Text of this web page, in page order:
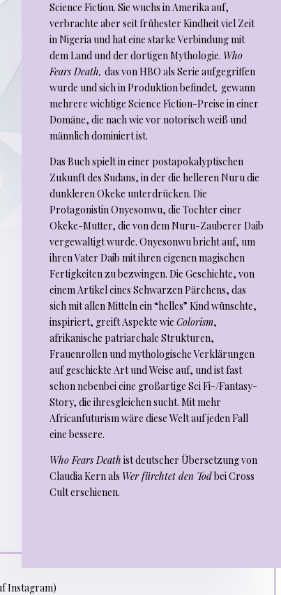
Science Fiction. Sie wuchs in Amerika auf,
verbrachte aber seit frühester Kindheit viel Zeit
in Nigeria und hat eine starke Verbindung mit
dem Land und der dortigen Mythologie. Who
Fears Death, das von HBO als Serie aufgegriffen
wurde und sich in Produktion befindet, gewann
mehrere wichtige Science Fiction-Preise in einer
Domäne, die nach wie vor notorisch weiß und
männlich dominiert ist.
Das Buch spielt in einer postapokalyptischen
Zukunft des Sudans, in der die helleren Nuru die
dunkleren Okeke unterdrücken. Die
Protagonistin Onyesonwu, die Tochter einer
Okeke-Mutter, die von dem Nuru-Zauberer Daib
vergewaltigt wurde. Onyesonwu bricht auf, um
ihren Vater Daib mit ihren eigenen magischen
Fertigkeiten zu bezwingen. Die Geschichte, von
einem Artikel eines Schwarzen Pärchens, das
sich mit allen Mitteln ein “helles” Kind wünschte,
inspiriert, greift Aspekte wie Colorism,
afrikanische patriarchale Strukturen,
Frauenrollen und mythologische Verklärungen
auf geschickte Art und Weise auf, und ist fast
schon nebenbei eine großartige Sci Fi-/Fantasy-
Story, die ihresgleichen sucht. Mit mehr
Africanfuturism wäre diese Welt auf jeden Fall
eine bessere.
Who Fears Death ist deutscher Übersetzung von
Claudia Kern als Wer fürchtet den Todbei Cross
Cult erschienen.
Instagram)